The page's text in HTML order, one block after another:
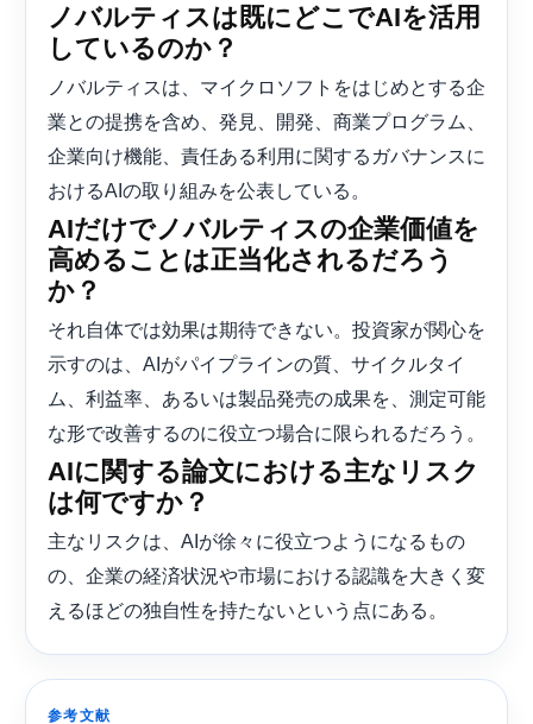
ノバルティスは既にどこでAIを活用
しているのか？
ノバルティスは、マイクロソフトをはじめとする企
業との提携を含め、発見、開発、商業プログラム、
企業向け機能、責任ある利用に関するガバナンスに
おけるAIの取り組みを公表している。
AIだけでノバルティスの企業価値を
高めることは正当化されるだろう
か？
それ自体では効果は期待できない。投資家が関心を
示すのは、AIがパイプラインの質、サイクルタイ
ム、利益率、あるいは製品発売の成果を、測定可能
な形で改善するのに役立つ場合に限られるだろう。
AIに関する論文における主なリスク
は何ですか？
主なリスクは、AIが徐々に役立つようになるもの
の、企業の経済状況や市場における認識を大きく変
えるほどの独自性を持たないという点にある。
参考文献